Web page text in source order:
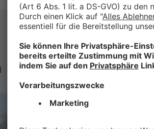
auch interessieren